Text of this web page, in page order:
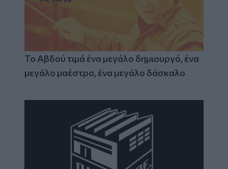
Το Αβδού τιμά ένα μεγάλο δημιουργό, ένα
μεγάλο μαέστρο, ένα μεγάλο δάσκαλο